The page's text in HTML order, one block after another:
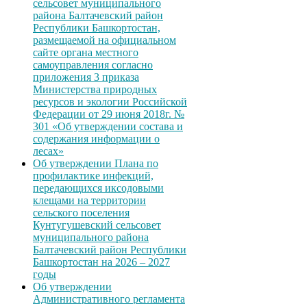
сельсовет муниципального
района Балтачевский район
Республики Башкортостан,
размещаемой на официальном
сайте органа местного
самоуправления согласно
приложения 3 приказа
Министерства природных
ресурсов и экологии Российской
Федерации от 29 июня 2018г. №
301 «Об утверждении состава и
содержания информации о
лесах»
Об утверждении Плана по
профилактике инфекций,
передающихся иксодовыми
клещами на территории
сельского поселения
Кунтугушевский сельсовет
муниципального района
Балтачевский район Республики
Башкортостан на 2026 – 2027
годы
Об утверждении
Административного регламента